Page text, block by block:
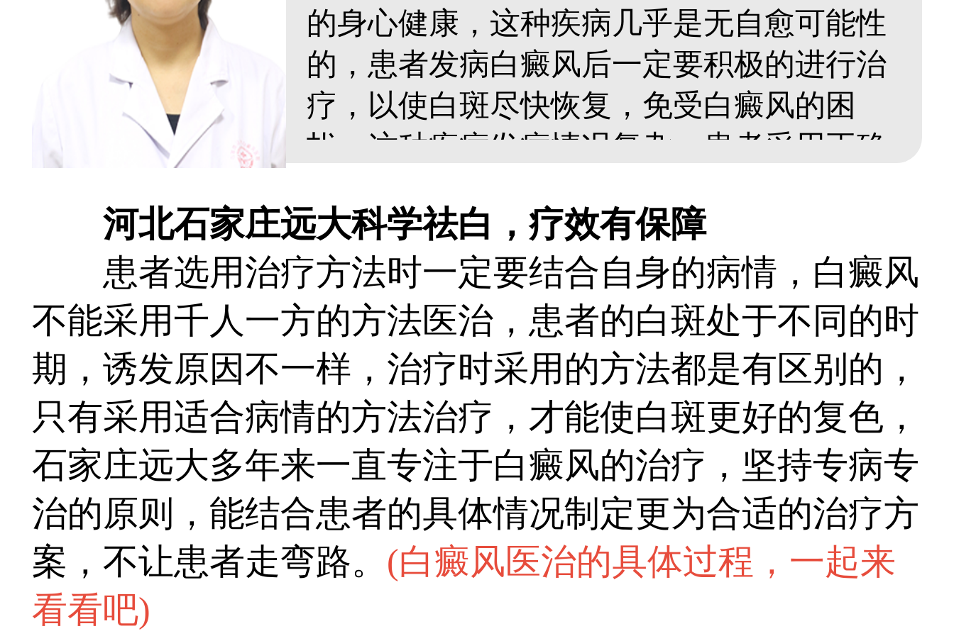
的身心健康，这种疾病几乎是无自愈可能性
的，患者发病白癜风后一定要积极的进行治
疗，以使白斑尽快恢复，免受白癜风的困
扰，这种疾病发病情况复杂，患者采用正确
河北石家庄远大科学祛白，疗效有保障
患者选用治疗方法时一定要结合自身的病情，白癜风
不能采用千人一方的方法医治，患者的白斑处于不同的时
期，诱发原因不一样，治疗时采用的方法都是有区别的，
只有采用适合病情的方法治疗，才能使白斑更好的复色，
石家庄远大多年来一直专注于白癜风的治疗，坚持专病专
治的原则，能结合患者的具体情况制定更为合适的治疗方
案，不让患者走弯路。 (白癜风医治的具体过程，一起来
看看吧)